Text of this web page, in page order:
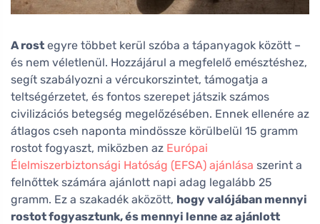
A rost egyre többet kerül szóba a tápanyagok között –
és nem véletlenül. Hozzájárul a megfelelő emésztéshez,
segít szabályozni a vércukorszintet, támogatja a
teltségérzetet, és fontos szerepet játszik számos
civilizációs betegség megelőzésében. Ennek ellenére az
átlagos cseh naponta mindössze körülbelül 15 gramm
rostot fogyaszt, miközben az Európai
Élelmiszerbiztonsági Hatóság (EFSA) ajánlása szerint a
felnőttek számára ajánlott napi adag legalább 25
gramm. Ez a szakadék aközött, hogy valójában mennyi
rostot fogyasztunk, és mennyi lenne az ajánlott